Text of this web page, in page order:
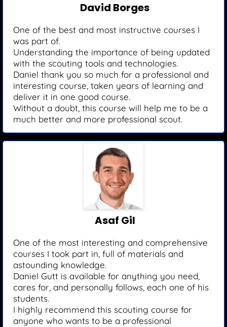
David Borges
One of the best and most instructive courses I
was part of.
Understanding the importance of being updated
with the scouting tools and technologies.
Daniel thank you so much for a professional and
interesting course, taken years of learning and
deliver it in one good course.
Without a doubt, this course will help me to be a
much better and more professional scout.
Asaf Gil
One of the most interesting and comprehensive
courses I took part in, full of materials and
astounding knowledge.
Daniel Gutt is available for anything you need,
cares for, and personally follows, each one of his
students.
I highly recommend this scouting course for
anyone who wants to be a professional